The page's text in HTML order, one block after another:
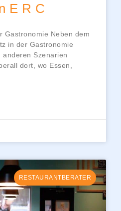
E R C
Gastronomie Neben dem
in der Gastronomie
anderen Szenarien
dort, wo Essen,
RESTAURANTBERATER